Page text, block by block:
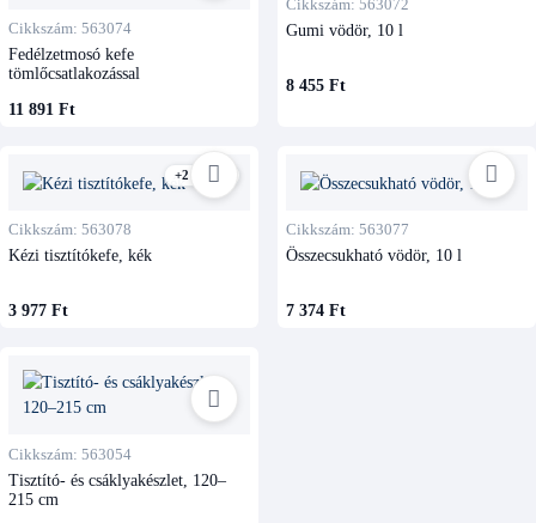
Cikkszám: 563074
Fedélzetmosó kefe
tömlőcsatlakozással
11 891 Ft
Cikkszám: 563072
Gumi vödör, 10 l
8 455 Ft
+2 kivitel
Cikkszám: 563078
Kézi tisztítókefe, kék
3 977 Ft
Cikkszám: 563077
Összecsukható vödör, 10 l
7 374 Ft
Cikkszám: 563054
Tisztító- és csáklyakészlet, 120–
215 cm